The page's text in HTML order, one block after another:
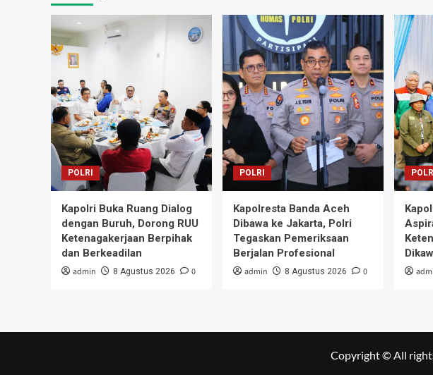
POLRI
Kapolri Buka Ruang Dialog
dengan Buruh, Dorong RUU
Ketenagakerjaan Berpihak
dan Berkeadilan
admin 8 Agustus 2026 0
POLRI
Kapolresta Banda Aceh
Dibawa ke Jakarta, Polri
Tegaskan Pemeriksaan
Berjalan Profesional
admin 8 Agustus 2026 0
Copyright © All